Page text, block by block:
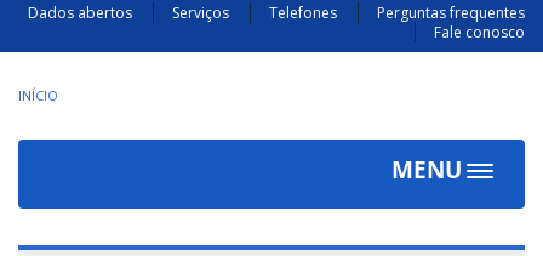
Dados abertos Serviços Telefones
Perguntas frequentes
Fale conosco
INÍCIO
MENU
Toggle